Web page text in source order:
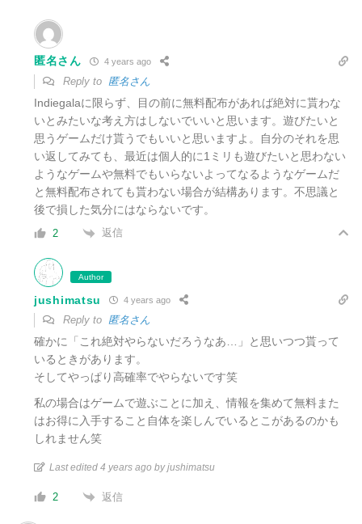
匿名さん 4 years ago
Reply to 匿名さん
Indiegalaに限らず、目の前に無料配布があれば絶対に貰わな
いとみたいな考え方はしないでいいと思います。遊びたいと
思うゲームだけ貰うでもいいと思いますよ。自分のそれを思
い返してみても、最近は個人的に1ミリも遊びたいと思わない
ようなゲームや無料でもいらないよってなるようなゲームだ
と無料配布されても貰わない場合が結構あります。不思議と
後で損した気分にはならないです。
2 返信
Author
jushimatsu 4 years ago
Reply to 匿名さん
確かに「これ絶対やらないだろうなあ…」と思いつつ貰って
いるときがあります。
そしてやっぱり高確率でやらないです笑
私の場合はゲームで遊ぶことに加え、情報を集めて無料また
はお得に入手すること自体を楽しんでいるとこがあるのかも
しれません笑
Last edited 4 years ago by jushimatsu
2 返信